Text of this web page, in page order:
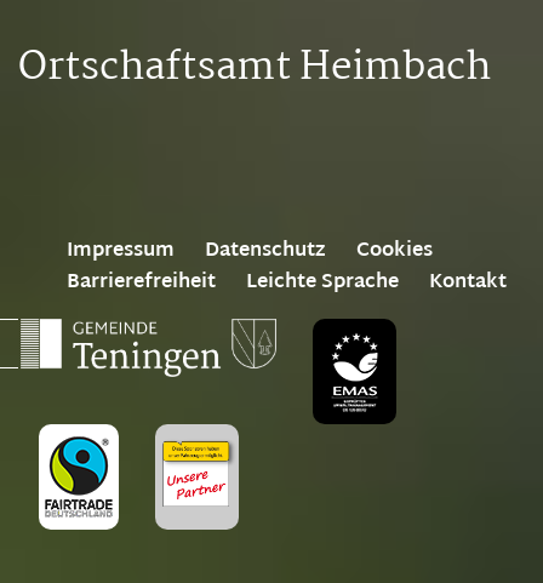
Ortschaftsamt Heimbach
Impressum Datenschutz
Cookies
Barrierefreiheit
Leichte Sprache Kontakt